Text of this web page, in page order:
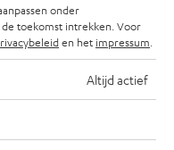
onder
toekomst intrekken. Voor
en het impressum
Altijd actief